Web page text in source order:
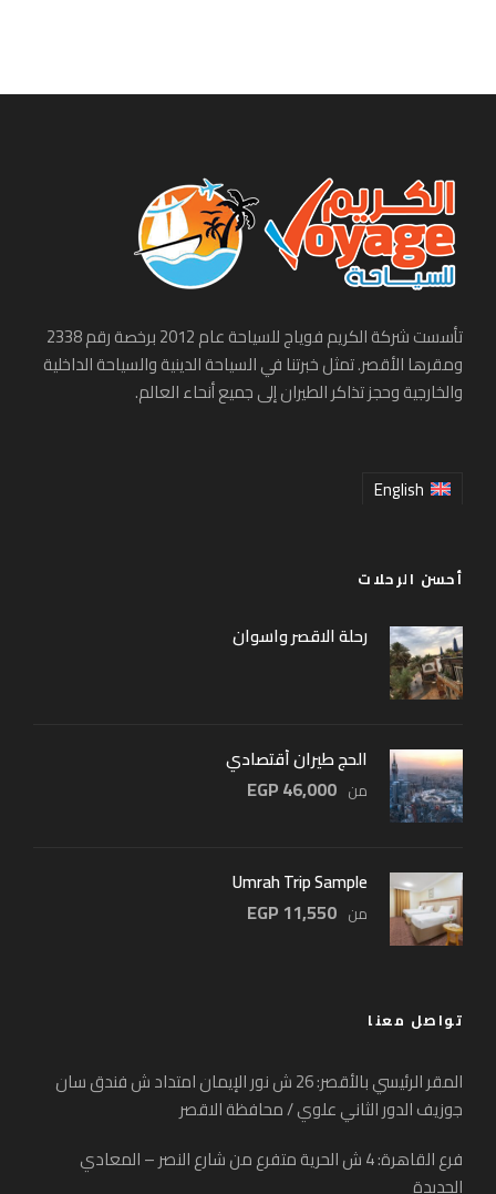
الصور
تأسست شركة الكريم فوياج للسياحة عام 2012 برخصة رقم 2338
ومقرها الأقصر. تمثل خبرتنا في السياحة الدينية والسياحة الداخلية
والخارجية وحجز تذاكر الطيران إلى جميع أنحاء العالم.
English
أحسن الرحلات
رحلة الاقصر واسوان
الحج طيران أقتصادي
من 46,000 EGP
Umrah Trip Sample
من 11,550 EGP
تواصل معنا
المقر الرئيسي بالأقصر: 26 ش نور الإيمان امتداد ش فندق سان
جوزيف الدور الثاني علوي / محافظة الاقصر
فرع القاهرة: 4 ش الحرية متفرع من شارع النصر – المعادي
الجديدة